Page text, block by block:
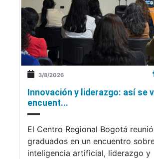
3/8/2026
Innovación y liderazgo: así se
encuent...
El Centro Regional Bogotá
graduados en un encuentro
inteligencia artificial, liderazgo y